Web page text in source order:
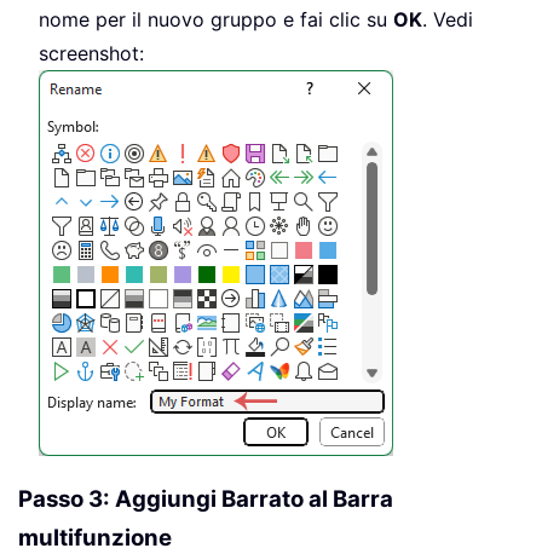
nome per il nuovo gruppo e fai clic su OK. Vedi
screenshot:
Passo 3: Aggiungi Barrato al Barra
multifunzione